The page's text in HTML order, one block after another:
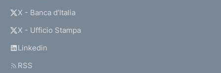
X - Banca d’Italia
X - Ufficio Stampa
Linkedin
RSS